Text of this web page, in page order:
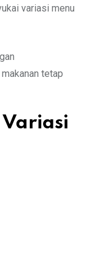
variasi menu
tetap